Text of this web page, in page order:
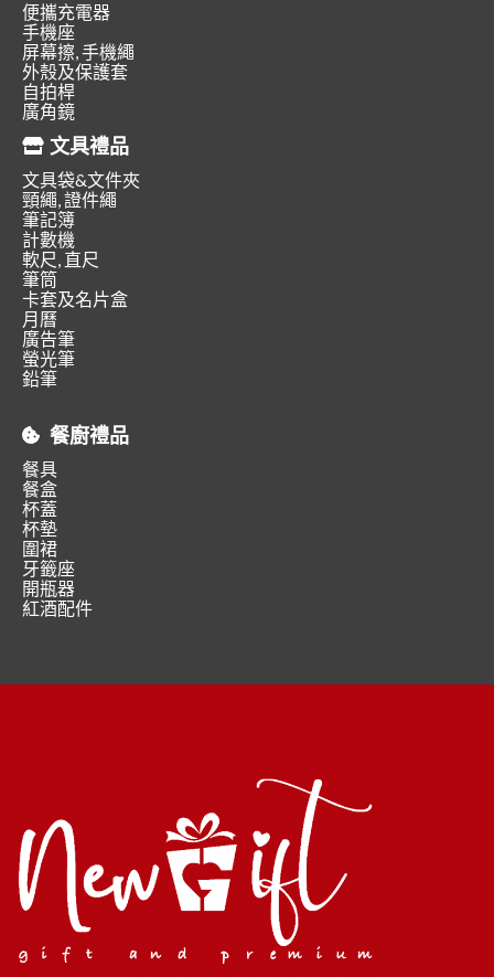
便攜充電器
手機座
屏幕擦, 手機繩
外殼及保護套
自拍桿
廣角鏡
文具禮品
文具袋&文件夾
頸繩, 證件繩
筆記簿
計數機
軟尺, 直尺
筆筒
卡套及名片盒
月曆
廣告筆
螢光筆
鉛筆
餐廚禮品
餐具
餐盒
杯蓋
杯墊
圍裙
牙籤座
開瓶器
紅酒配件